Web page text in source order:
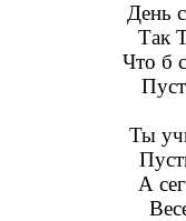
День
Так
Что б
Ты
А